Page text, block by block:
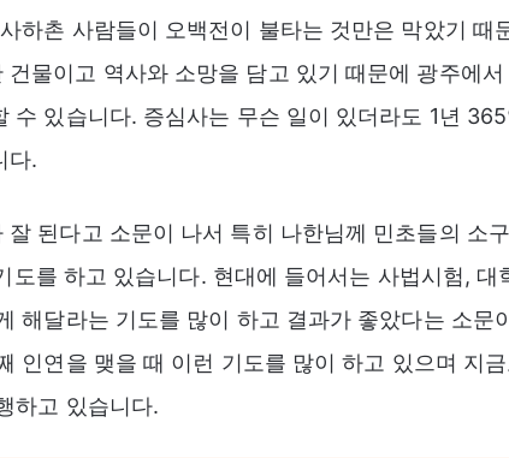
하촌 사람들이 오백전이 불타는 것만은 막았기 때
건물이고 역사와 소망을 담고 있기 때문에 광주에서
수 있습니다. 증심사는 무슨 일이 있더라도 1년
다.
잘 된다고 소문이 나서 특히 나한님께 민초들의 소
도를 하고 있습니다. 현대에 들어서는 사법시험, 대
해달라는 기도를 많이 하고 결과가 좋았다는 소문
인연을 맺을 때 이런 기도를 많이 하고 있으며 지
하고 있습니다.